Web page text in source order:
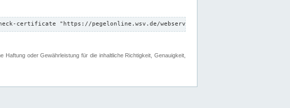
certificate "https://pegelonline.wsv.de/webservices/nutzer/files"
oder Gewährleistung für die inhaltliche Richtigkeit, Genauigkeit,